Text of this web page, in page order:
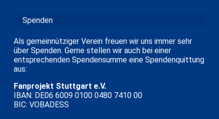
Spenden
Als gemeinnütziger Verein freuen wir uns immer sehr
über Spenden. Gerne stellen wir auch bei einer
entsprechenden Spendensumme eine Spendenquittung
aus:
Fanprojekt Stuttgart e.V.
IBAN: DE06 6009 0100 0480 7410 00
BIC: VOBADESS